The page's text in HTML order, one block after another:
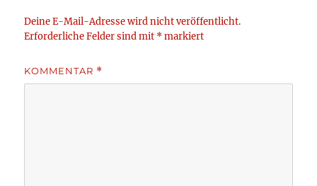
Deine E-Mail-Adresse wird nicht veröffentlicht.
Erforderliche Felder sind mit *markiert
KOMMENTAR *